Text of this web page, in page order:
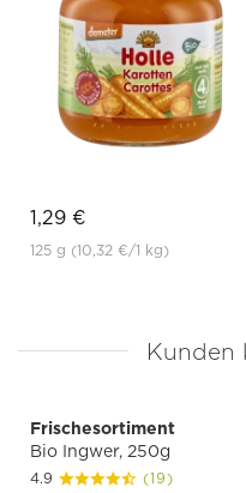
1,29 €
125 g (10,32 €/1 kg)
Kunden
Frischesortiment
Bio Ingwer, 250g
4.9 (19)